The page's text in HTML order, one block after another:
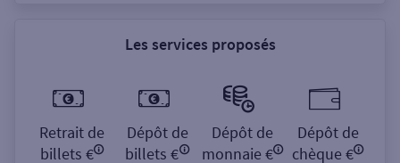
Les services proposés
Retrait de
billets €
Dépôt de
billets €
Dépôt de
monnaie €
Dépôt de
chèque €